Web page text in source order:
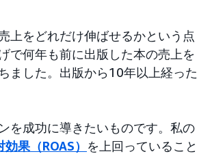
上をどれだけ伸ばせるかという点
で何年も前に出版した本の売上を
ました。出版から10年以上経った
を成功に導きたいものです。私の
果（ROAS） を上回っていること